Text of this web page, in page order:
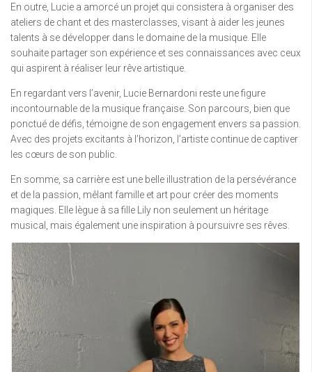
En outre, Lucie a amorcé un projet qui consistera à organiser des
ateliers de chant et des masterclasses, visant à aider les jeunes
talents à se développer dans le domaine de la musique. Elle
souhaite partager son expérience et ses connaissances avec ceux
qui aspirent à réaliser leur rêve artistique.
En regardant vers l’avenir, Lucie Bernardoni reste une figure
incontournable de la musique française. Son parcours, bien que
ponctué de défis, témoigne de son engagement envers sa passion.
Avec des projets excitants à l’horizon, l’artiste continue de captiver
les cœurs de son public.
En somme, sa carrière est une belle illustration de la persévérance
et de la passion, mêlant famille et art pour créer des moments
magiques. Elle lègue à sa fille Lily non seulement un héritage
musical, mais également une inspiration à poursuivre ses rêves.